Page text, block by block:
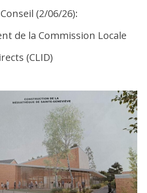
(2/06/26):
de la Commission Locale
(CLID)